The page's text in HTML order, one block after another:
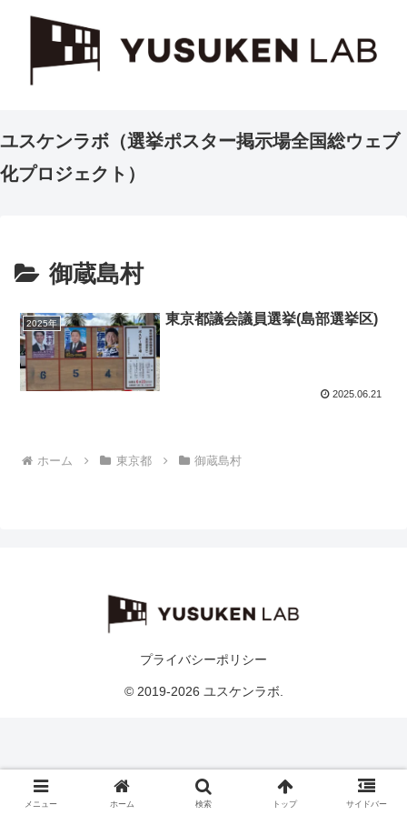
ユスケンラボ（選挙ポスター掲示場全国総ウェブ
化プロジェクト）
御蔵島村
2025年 東京都議会議員選挙(島部選挙区)
2025.06.21
ホーム 東京都 御蔵島村
プライバシーポリシー
© 2019-2026 ユスケンラボ.
メニュー ホーム 検索 トップ サイドバー